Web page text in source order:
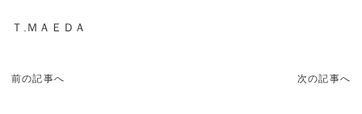
Ｔ.ＭＡＥＤＡ
前の記事へ 次の記事へ